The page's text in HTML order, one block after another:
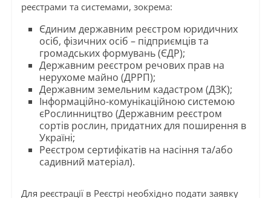
реєстрами та системами, зокрема:
Єдиним державним реєстром юридичних
осіб, фізичних осіб – підприємців та
громадських формувань (ЄДР);
Державним реєстром речових прав на
нерухоме майно (ДРРП);
Державним земельним кадастром (ДЗК);
Інформаційно-комунікаційною системою
єРослинництво (Державним реєстром
сортів рослин, придатних для поширення в
Україні;
Реєстром сертифікатів на насіння та/або
садивний матеріал).
Для реєстрації в Реєстрі необхідно подати заявку